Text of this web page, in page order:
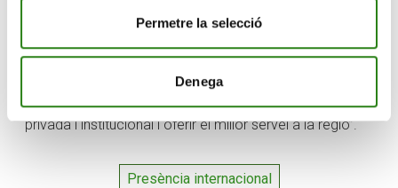
Permetre la selecció
Denega
Andorrà, explica que “el negoci internacional ha
gràcies a la gestió acurada i la consolidació del servei.
A Miami centralitzem i reforcem la filial per situar-nos
com a entitat de referència en el negoci de la banca
privada i institucional i oferir el millor servei a la regió”.
Presència internacional